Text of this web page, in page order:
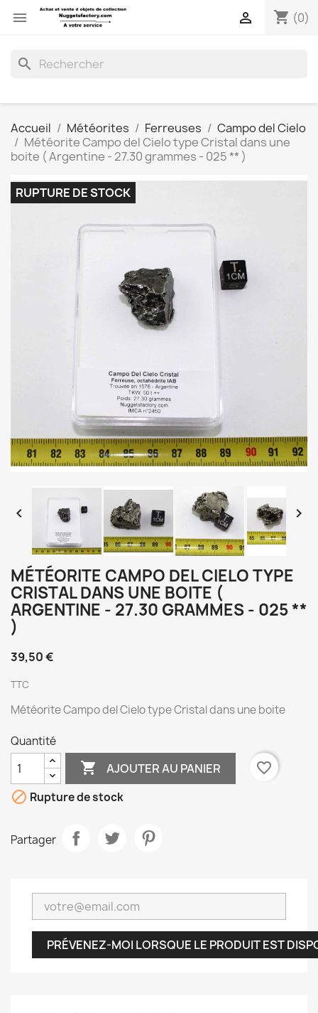
 shopping_cart (0)

search
Accueil Météorites Ferreuses
Campo del Cielo
Météorite Campo del Cielo type Cristal dans une
boite ( Argentine - 27.30 grammes - 025 ** )
RUPTURE DE STOCK
 
MÉTÉORITE CAMPO DEL CIELO TYPE
CRISTAL DANS UNE BOITE (
ARGENTINE - 27.30 GRAMMES - 025 **
)
39,50 €
TTC
Météorite Campo del Cielo type Cristal dans une boite
Quantité
 AJOUTER AU PANIER
favorite_border
 Rupture de stock
Partager
PRÉVENEZ-MOI LORSQUE LE PRODUIT EST